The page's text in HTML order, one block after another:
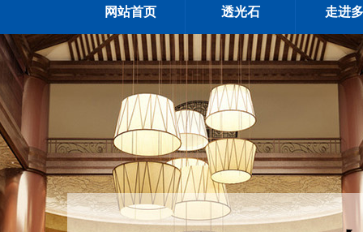
网站首页 透光石 走进